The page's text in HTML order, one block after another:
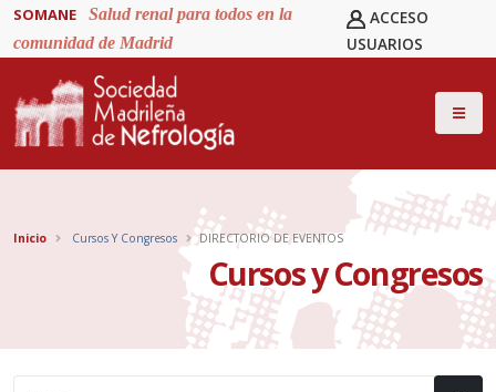
SOMANE
Salud renal para todos en la
comunidad de Madrid
ACCESO
USUARIOS
Inicio Cursos Y Congresos DIRECTORIO DE EVENTOS
Cursos y Congresos